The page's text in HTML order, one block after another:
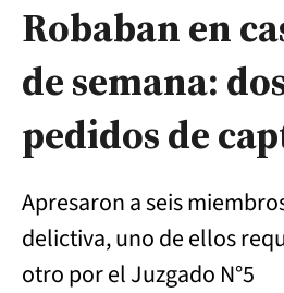
Robaban en
de semana:
pedidos de
Apresaron a seis
delictiva, uno de ellos
otro por el Juzgado N°5